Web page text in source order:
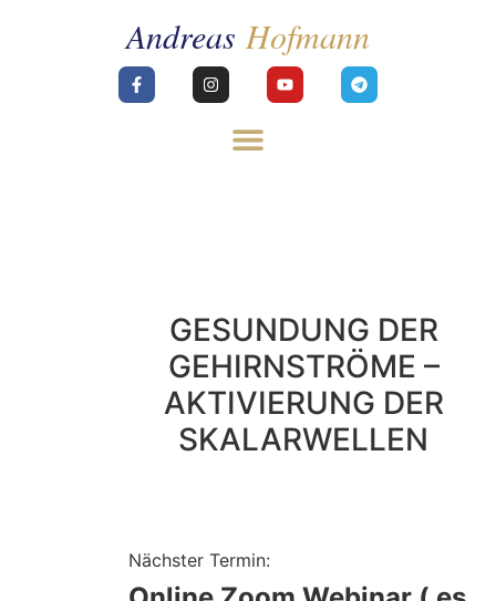
GESUNDUNG DER
GEHIRNSTRÖME –
AKTIVIERUNG DER
SKALARWELLEN
Nächster Termin: